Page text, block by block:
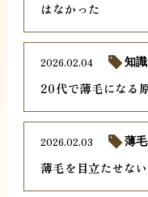
はなかった
20代で薄毛になる
2026.02.04 知識
薄毛を目立たせな
2026.02.03 薄毛